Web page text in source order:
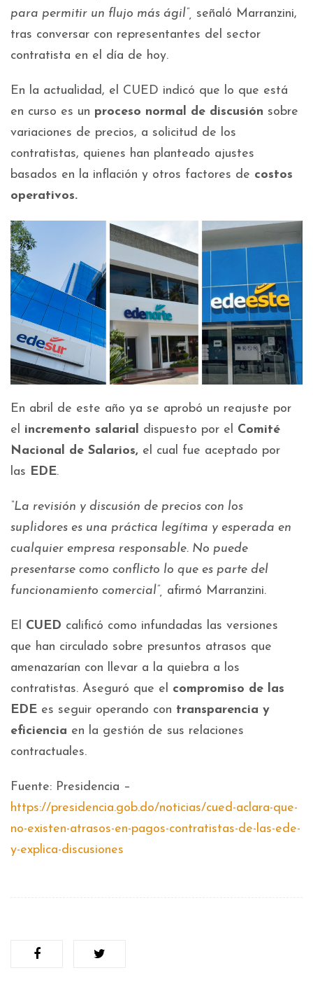
para permitir un flujo más ágil”, señaló Marranzini,
tras conversar con representantes del sector
contratista en el día de hoy.
En la actualidad, el CUED indicó que lo que está
en curso es un proceso normal de discusión sobre
variaciones de precios, a solicitud de los
contratistas, quienes han planteado ajustes
basados en la inflación y otros factores de costos
operativos.
En abril de este año ya se aprobó un reajuste por
el incremento salarial dispuesto por el Comité
Nacional de Salarios, el cual fue aceptado por
las EDE.
“La revisión y discusión de precios con los
suplidores es una práctica legítima y esperada en
cualquier empresa responsable. No puede
presentarse como conflicto lo que es parte del
funcionamiento comercial”, afirmó Marranzini.
El CUED calificó como infundadas las versiones
que han circulado sobre presuntos atrasos que
amenazarían con llevar a la quiebra a los
contratistas. Aseguró que el compromiso de las
EDE es seguir operando con transparencia y
eficiencia en la gestión de sus relaciones
contractuales.
Fuente: Presidencia –
https://presidencia.gob.do/noticias/cued-aclara-que-
no-existen-atrasos-en-pagos-contratistas-de-las-ede-
y-explica-discusiones